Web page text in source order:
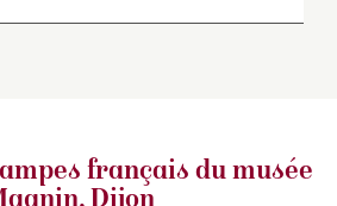
français du musée